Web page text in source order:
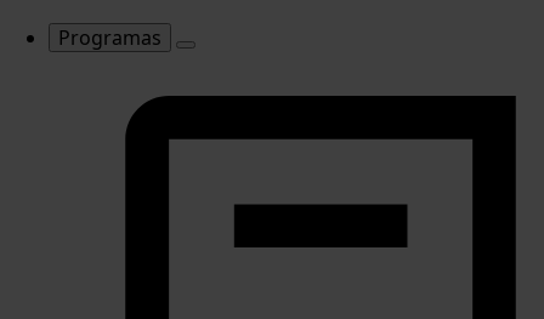
Programas